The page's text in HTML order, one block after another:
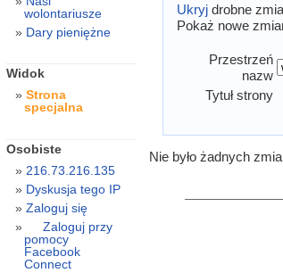
Ukryj drobne
Pokaż nowe
Przestrzeń
nazw
Tytuł strony
Nie było żadnych
wolontariusze
Dary pieniężne
Widok
Strona
specjalna
Osobiste
216.73.216.135
Dyskusja tego IP
Zaloguj się
Zaloguj przy
pomocy
Facebook
Connect